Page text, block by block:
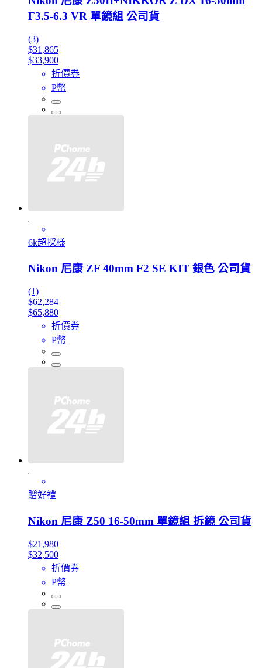
F3.5-6.3 VR 單鏡組 公司貨
(3)
$31,865
$33,900
折價券
P幣
6k超採樣
Nikon 尼康 ZF 40mm F2 SE KIT 銀色 公司貨
(1)
$62,284
$65,880
折價券
P幣
贈好禮
Nikon 尼康 Z50 16-50mm 單鏡組 拆鏡 公司貨
$21,980
$32,500
折價券
P幣